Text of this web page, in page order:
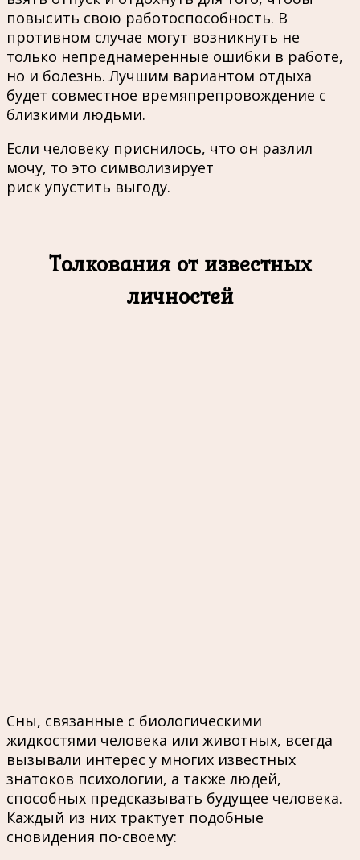
повысить свою работоспособность. В
противном случае могут возникнуть не
только непреднамеренные ошибки в работе,
но и болезнь. Лучшим вариантом отдыха
будет совместное времяпрепровождение с
близкими людьми.
Если человеку приснилось, что он разлил
мочу, то это символизирует
риск упустить выгоду.
Толкования от известных
личностей
Сны, связанные с биологическими
жидкостями человека или животных, всегда
вызывали интерес у многих известных
знатоков психологии, а также людей,
способных предсказывать будущее человека.
Каждый из них трактует подобные
сновидения по-своему: